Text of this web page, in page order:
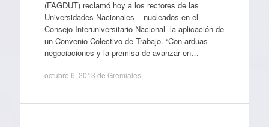
(FAGDUT) reclamó hoy a los rectores de las
Universidades Nacionales – nucleados en el
Consejo Interuniversitario Nacional- la aplicación de
un Convenio Colectivo de Trabajo. “Con arduas
negociaciones y la premisa de avanzar en…
octubre 6, 2013 de Gremiales.